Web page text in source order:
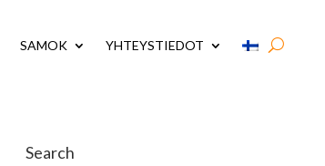
SAMOK YHTEYSTIEDOT
Search